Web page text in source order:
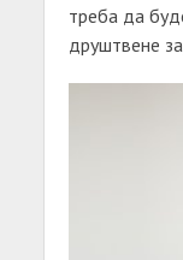
треба да
друштвене